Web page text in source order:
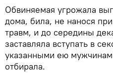
Обвиняемая угрожала
дома, била, не нанося
травм, и до середины
заставляла вступать в
указанными ею
отбирала.